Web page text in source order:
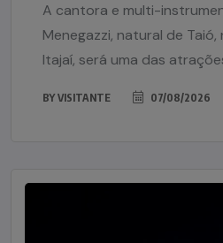
A cantora e multi-
Menegazzi, natural de
Itajaí, será uma das
BYVISITANTE 07/08/2026